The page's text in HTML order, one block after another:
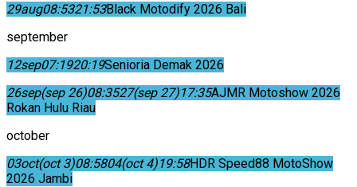
29aug08:5321:53Black Motodify 2026 Bali
september
12sep07:1920:19Senioria Demak 2026
26sep(sep 26)08:3527(sep 27)17:35AJMR Motoshow 2026
Rokan Hulu Riau
october
03oct(oct 3)08:5804(oct 4)19:58HDR Speed88 MotoShow
2026 Jambi